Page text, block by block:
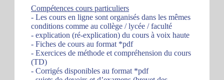
Compétences cours particuliers
- Les cours en ligne sont organisés dans les mêmes
conditions comme au collège / lycée / faculté
- explication (ré-explication) du cours à voix haute
- Fiches de cours au format *pdf
- Exercices de méthode et compréhension du cours
(TD)
- Corrigés disponibles au format *pdf